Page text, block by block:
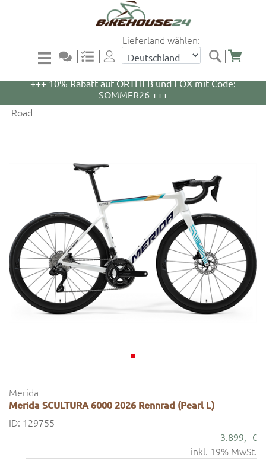
Lieferland wählen:
+++ 5% Rabatt auf WOOM Bikes und Zubehör mit
+++ 10% Rabatt auf ORTLIEB und FOX mit Code:
SOMMER26 +++
Road
Merida
Merida SCULTURA 6000 2026 Rennrad (Pearl L)
ID: 129755
3.899,- €
inkl. 19% MwSt.